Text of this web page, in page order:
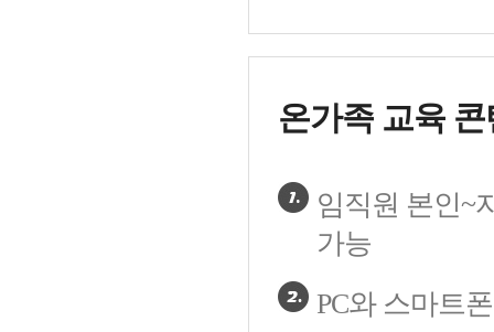
온가족 교육
임직원 본인~
가능
PC와 스마트